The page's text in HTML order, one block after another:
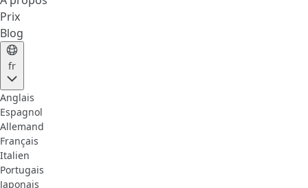
Prix
Blog
fr
Anglais
Espagnol
Allemand
Français
Italien
Portugais
Japonais